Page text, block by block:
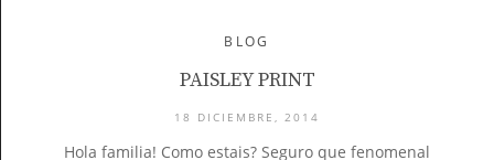
BLOG
PAISLEY PRINT
18 DICIEMBRE, 2014
Hola familia! Como estais? Seguro que fenomenal